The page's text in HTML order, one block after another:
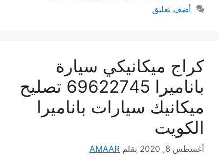
أضف تعليق
كراج ميكانيكي سيارة
باناميرا 69622745 تصليح
ميكانيك سيارات باناميرا
الكويت
أغسطس 8, 2020 بقلم AMAAR